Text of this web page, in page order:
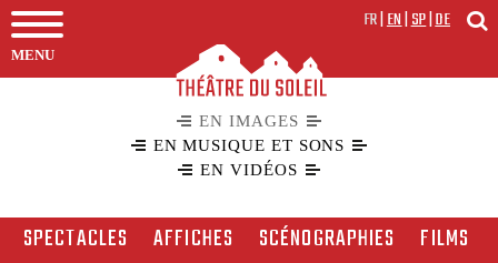
MENU
FR|EN|SP|DE
EN IMAGES
EN MUSIQUE ET SONS
EN VIDÉOS
SPECTACLES AFFICHES SCÉNOGRAPHIES
FILMS